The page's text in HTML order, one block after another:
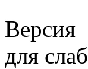
Версия
для